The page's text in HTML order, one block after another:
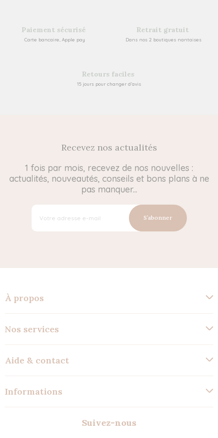
Paiement sécurisé
Carte bancaire, Apple pay
Retrait gratuit
Dans nos 2 boutiques nantaises
Retours faciles
15 jours pour changer d’avis
Recevez nos actualités
1 fois par mois, recevez de nos nouvelles :
actualités, nouveautés, conseils et bons plans à ne
pas manquer...
S’abonner
À propos
Nos services
Aide & contact
Informations
Suivez-nous